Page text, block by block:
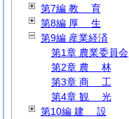
第7編 教 育
第8編 厚 生
第9編 産業経済
第1章 農業委員会
第2章 農 林
第3章 商 工
第4章 観 光
第10編 建 設